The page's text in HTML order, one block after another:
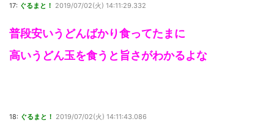
17: ぐるまと！ 2019/07/02(火) 14:11:29.332
普段安いうどんばかり食ってたまに
高いうどん玉を食うと旨さがわかるよな
18: ぐるまと！ 2019/07/02(火) 14:11:43.086